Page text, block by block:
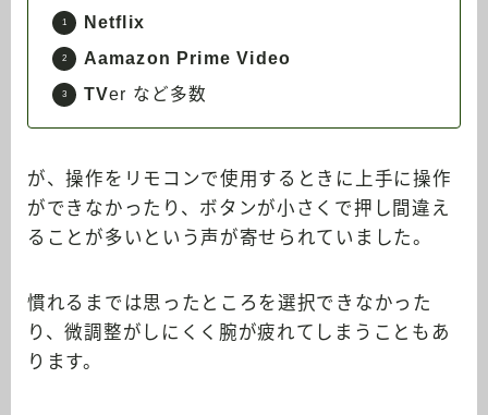
Netflix
Aamazon Prime Video
TVer など多数
が、操作をリモコンで使用するときに上手に操作
ができなかったり、ボタンが小さくで押し間違え
ることが多いという声が寄せられていました。
慣れるまでは思ったところを選択できなかった
り、微調整がしにくく腕が疲れてしまうこともあ
ります。